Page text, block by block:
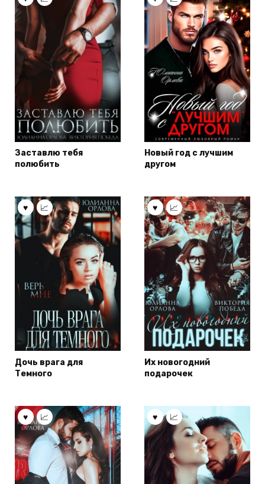
Заставлю тебя
полюбить
Новый год с лучшим
другом
Дочь врага для
Темного
Их новогодний
подарочек